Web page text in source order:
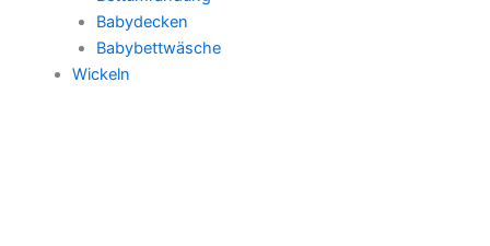
Babydecken
Babybettwäsche
Wickeln